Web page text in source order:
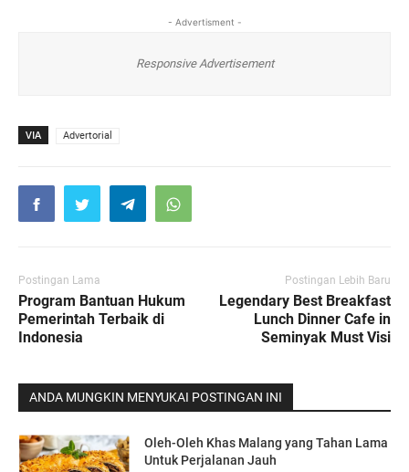
- Advertisment -
Responsive Advertisement
VIA Advertorial
Postingan Lama
Program Bantuan Hukum
Pemerintah Terbaik di
Indonesia
Postingan Lebih Baru
Legendary Best Breakfast
Lunch Dinner Cafe in
Seminyak Must Visi
ANDA MUNGKIN MENYUKAI POSTINGAN INI
Oleh-Oleh Khas Malang yang Tahan Lama
Untuk Perjalanan Jauh